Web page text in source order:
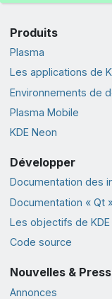
Produits
Plasma
Les applications de
Environnements de
Plasma Mobile
KDE Neon
Développer
Documentation des
Documentation « Qt
Les objectifs de KDE
Code source
Nouvelles &
Annonces